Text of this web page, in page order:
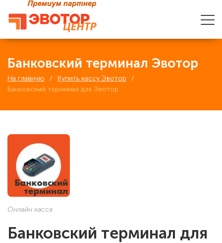
Банковский терминал Эвотор
На главную
Купить кассу Эвотор
Банковский терминал для Эвотор
Онлайн касса
Банковский терминал для